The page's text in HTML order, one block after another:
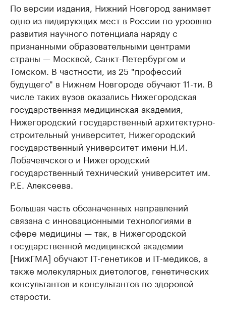
По версии издания, Нижний Новгород занимает
одно из лидирующих мест в России по уроовню
развития научного потенциала наряду с
признанными образовательными центрами
страны — Москвой, Санкт-Петербургом и
Томском. В частности, из 25 "профессий
будущего" в Нижнем Новгороде обучают 11-ти. В
числе таких вузов оказались Нижегородская
государственная медицинская академия,
Нижегородский государственный архитектурно-
строительный университет, Нижегородский
государственный университет имени Н.И.
Лобачевчского и Нижегородский
государственный технический университет им.
Р.Е. Алексеева.
Большая часть обозначенных направлений
связана с инновационными технологиями в
сфере медицины — так, в Нижегородской
государственной медицинской академии
[НижГМА] обучают IT-генетиков и IT-медиков, а
также молекулярных диетологов, генетических
консультантов и консультантов по здоровой
старости.